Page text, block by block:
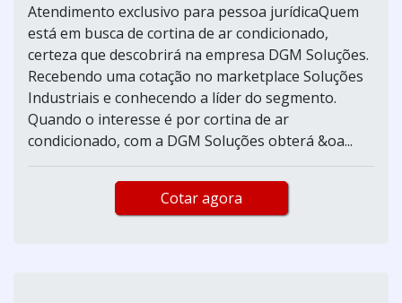
Atendimento exclusivo para pessoa jurídicaQuem
está em busca de cortina de ar condicionado,
certeza que descobrirá na empresa DGM Soluções.
Recebendo uma cotação no marketplace Soluções
Industriais e conhecendo a líder do segmento.
Quando o interesse é por cortina de ar
condicionado, com a DGM Soluções obterá &oa...
Cotar agora